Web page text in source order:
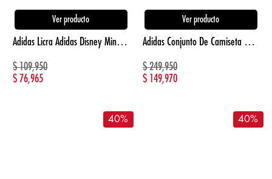
Ver producto
Adidas Licra Adidas Disney Minnie Mouse Kids morado de niña lifestyle
$109,950
$76,965
Ver producto
Adidas Conjunto De Camiseta Disney Mickey Mouse azul de niño lifestyle
$249,950
$ 149,970
40% 40%